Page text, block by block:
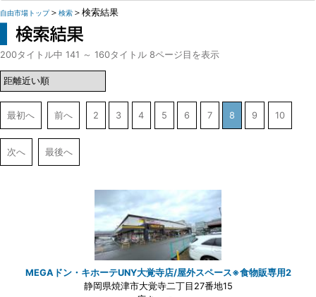
自由市場トップ＞ 検索 ＞検索結果
200タイトル中 141 ～ 160タイトル 8ページ目を表示
最初へ 前へ 2 3 4 5 6 7 8 9 10
次へ 最後へ
MEGAドン・キホーテUNY大覚寺店/屋外スペース※食物販専用2
静岡県焼津市大覚寺二丁目27番地15